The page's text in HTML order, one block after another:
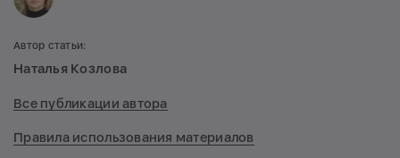
Автор статьи:
Наталья Козлова
Все публикации автора
Правила использования материалов